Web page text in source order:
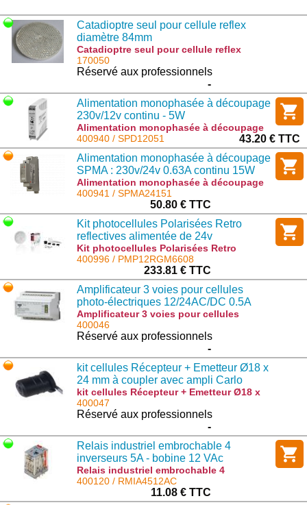
Catadioptre seul pour cellule reflex
diamètre 84mm
Catadioptre seul pour cellule reflex
diamètre 84mm : ER4
170050
Réservé aux professionnels
-
Alimentation monophasée à découpage
230v/12v continu - 5W
Alimentation monophasée à découpage
230v/12v continu - 5W : SPD12051
400940 / SPD12051
43.20 € TTC
Alimentation monophasée à découpage
SPMA : 230v/24v 0.63A continu 15W
Alimentation monophasée à découpage
SPMA : 230v/24v 0.63A continu 15W :
400941 / SPMA24151
50.80 € TTC
Kit photocellules Polarisées Retro
reflectives alimentée de 24v
Kit photocellules Polarisées Retro
reflectives alimentée de 24v :
PMP12RGM6608
400996 / PMP12RGM6608
233.81 € TTC
Amplificateur 3 voies pour cellules
photo-électriques 12/24AC/DC 0.5A
Amplificateur 3 voies pour cellules
photo-électriques 12/24AC/DC 0.5A :
MPF3-912RSL
400046
Réservé aux professionnels
-
kit cellules Récepteur + Emetteur Ø18 x
24 mm à coupler avec ampli Carlo
gavazzi distance 15m
kit cellules Récepteur + Emetteur Ø18 x
24 mm à coupler avec ampli Carlo gavazzi
distance 15m : MPFRD184+MPFT15D184
400047
Réservé aux professionnels
-
Relais industriel embrochable 4
inverseurs 5A - bobine 12 VAc
Relais industriel embrochable 4
inverseurs 5A - bobine 12 VAc :
400120 / RMIA4512AC
11.08 € TTC